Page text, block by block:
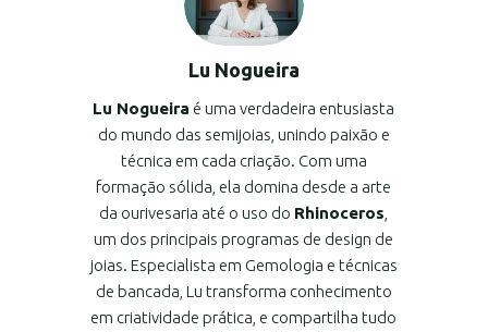
Lu Nogueira
Lu Nogueira é uma verdadeira entusiasta
do mundo das semijoias, unindo paixão e
técnica em cada criação. Com uma
formação sólida, ela domina desde a arte
da ourivesaria até o uso do Rhinoceros
um dos principais programas de design de
joias. Especialista em Gemologia e técnicas
de bancada, Lu transforma conhecimento
em criatividade prática, e compartilha tudo